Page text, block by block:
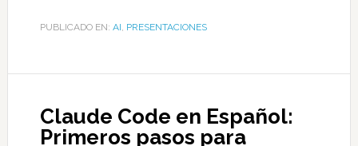
PUBLICADO EN: AI, PRESENTACIONES
Claude Code en Español:
Primeros pasos para